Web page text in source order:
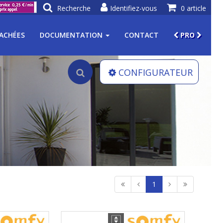
0 article
Identifiez-vous
Recherche
DOCUMENTATION CONTACT PRO
CONFIGURATEUR
1